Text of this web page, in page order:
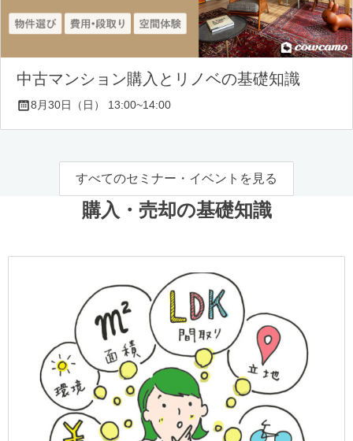
中古マンション購入とリノベの基礎知識
8月30日（日） 13:00~14:00
すべてのセミナー・イベントを見る
購入・売却の基礎知識